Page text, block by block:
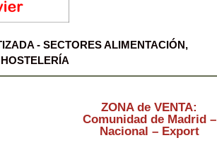
- SECTORES ALIMENTACIÓN,
ZONA de VENTA:
Comunidad de Madrid –
Nacional – Export